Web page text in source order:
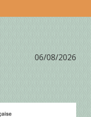
06/08/2026